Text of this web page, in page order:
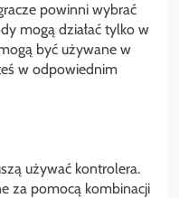
powinni wybrać
mogą działać tylko w
być używane w
w odpowiednim
używać kontrolera.
za pomocą kombinacji